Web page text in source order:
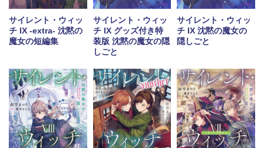
サイレント・ウィッ
チ IX -extra- 沈黙の
魔女の短編集
サイレント・ウィッ
チ IX グッズ付き特
装版 沈黙の魔女の隠
しごと
サイレント・ウィッ
チ IX 沈黙の魔女の
隠しごと